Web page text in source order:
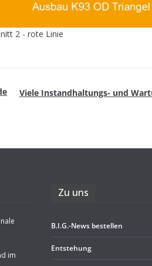
2 - rote Linie
Viele Instand­hal­tungs- und
im
Zu uns
B.I.G.-News bestel­len
Ent­ste­hung